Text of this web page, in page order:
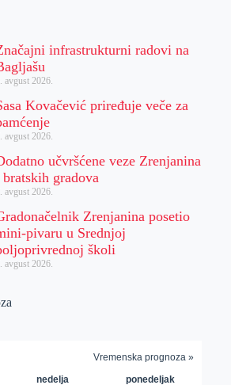
infrastrukturni radovi na
avgust 2026.
Kovačević priređuje veče za
avgust 2026.
učvršćene veze Zrenjanina
gradova
avgust 2026.
Zrenjanina posetio
pivaru u Srednjoj
školi
avgust 2026.